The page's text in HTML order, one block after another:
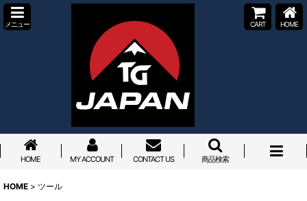
メニュー CART HOME
HOME MY ACCOUNT CONTACT US 商品検索
HOME > ツール